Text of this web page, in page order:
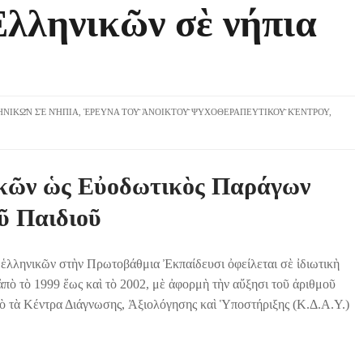
σὲ νήπια
ΣῈ ΝΉΠΙΑ ἘΡΕΥΝΑ ΤΟΥ͂ ἈΝΟΙΚΤΟΥ͂ ΨΥΧΟΘΕΡΑΠΕΥΤΙΚΟΥ͂ ΚΈΝΤΡΟΥ ,
ὡς Εὐοδωτικὸς Παράγων
Παιδιοῦ
στὴν Πρωτοβάθμια Ἐκπαίδευσι ὀφείλεται σὲ ἰδιωτικὴ
τὸ 1999 ἕως καὶ τὸ 2002, μὲ ἀφορμὴ τὴν αὔξησι τοῦ ἀριθμοῦ
τὰ Κέντρα Διάγνωσης, Ἀξιολόγησης καὶ Ὑποστήριξης (Κ.Δ.Α.Υ.)